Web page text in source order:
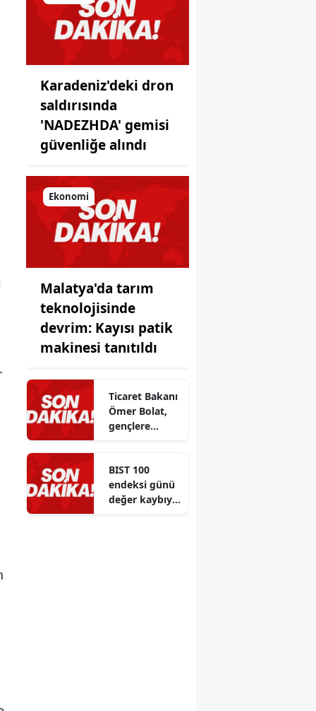
önüne
koyduğu
ayna!
Karadeniz'deki dron
saldırısında
'NADEZHDA' gemisi
güvenliğe alındı
Ekonomi
Malatya'da tarım
teknolojisinde
devrim: Kayısı patik
makinesi tanıtıldı
Ticaret Bakanı
Ömer Bolat,
gençlere
tercihlerinde
önemli
tavsiyeler
BIST 100
endeksi günü
değer kaybıyla